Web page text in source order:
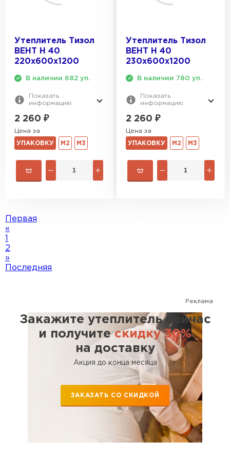
Утеплитель Тизол
ВЕНТ Н 40
220х600х1200
В наличии 682 уп.
Показать
информацию
2 260 ₽
Цена за
УПАКОВКУ М2 М3
Утеплитель Тизол
ВЕНТ Н 40
230х600х1200
В наличии 780 уп.
Показать
информацию
2 260 ₽
Цена за
УПАКОВКУ М2 М3
Первая
«
2
»
Последняя
Реклама
Закажите утеплитель сейчас
и получитескидку 30%
на доставку
Акция до конца месяца
ЗАКАЗАТЬ СО СКИДКОЙ